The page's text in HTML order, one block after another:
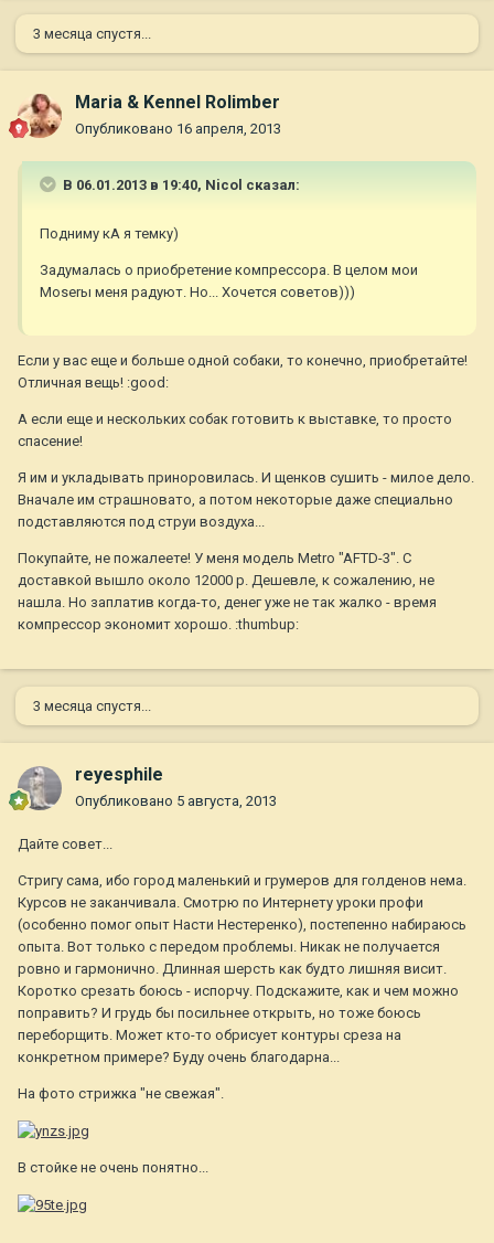
3 месяца спустя...
Maria & Kennel Rolimber
Опубликовано 16 апреля, 2013
В 06.01.2013 в 19:40, Nicol сказал:
Подниму кА я темку)
Задумалась о приобретение компрессора. В целом мои
Moserы меня радуют. Но... Хочется советов)))
Если у вас еще и больше одной собаки, то конечно, приобретайте!
Отличная вещь! :good:
А если еще и нескольких собак готовить к выставке, то просто
спасение!
Я им и укладывать приноровилась. И щенков сушить - милое дело.
Вначале им страшновато, а потом некоторые даже специально
подставляются под струи воздуха...
Покупайте, не пожалеете! У меня модель Metro "AFTD-3". С
доставкой вышло около 12000 р. Дешевле, к сожалению, не
нашла. Но заплатив когда-то, денег уже не так жалко - время
компрессор экономит хорошо. :thumbup:
3 месяца спустя...
reyesphile
Опубликовано 5 августа, 2013
Дайте совет...
Стригу сама, ибо город маленький и грумеров для голденов нема.
Курсов не заканчивала. Смотрю по Интернету уроки профи
(особенно помог опыт Насти Нестеренко), постепенно набираюсь
опыта. Вот только с передом проблемы. Никак не получается
ровно и гармонично. Длинная шерсть как будто лишняя висит.
Коротко срезать боюсь - испорчу. Подскажите, как и чем можно
поправить? И грудь бы посильнее открыть, но тоже боюсь
переборщить. Может кто-то обрисует контуры среза на
конкретном примере? Буду очень благодарна...
На фото стрижка "не свежая".
В стойке не очень понятно...